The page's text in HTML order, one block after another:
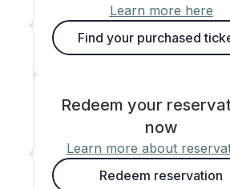
Learn more here
Find your purchased
Redeem your
now
Learn more about
Redeem reservation